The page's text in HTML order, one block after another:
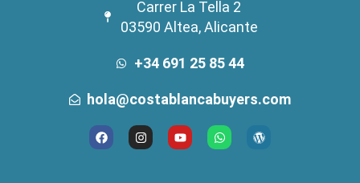
Carrer La Tella 2
03590 Altea, Alicante
+34 691 25 85 44
hola@costablancabuyers.com